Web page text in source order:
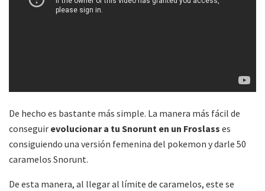
De hecho es bastante más simple. La manera más fácil de
conseguir evolucionar a tu Snorunt en un Froslass es
consiguiendo una versión femenina del pokemon y darle 50
caramelos Snorunt.
De esta manera, al llegar al límite de caramelos, este se